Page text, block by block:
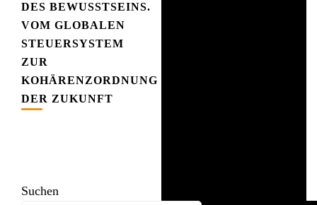
DES BEWUSSTSEINS. V
OM GLOBALEN S
TEUERSYSTEM Z
UR K
OHÄRENZORDNUNG D
ER ZUKUNFT
Suchen